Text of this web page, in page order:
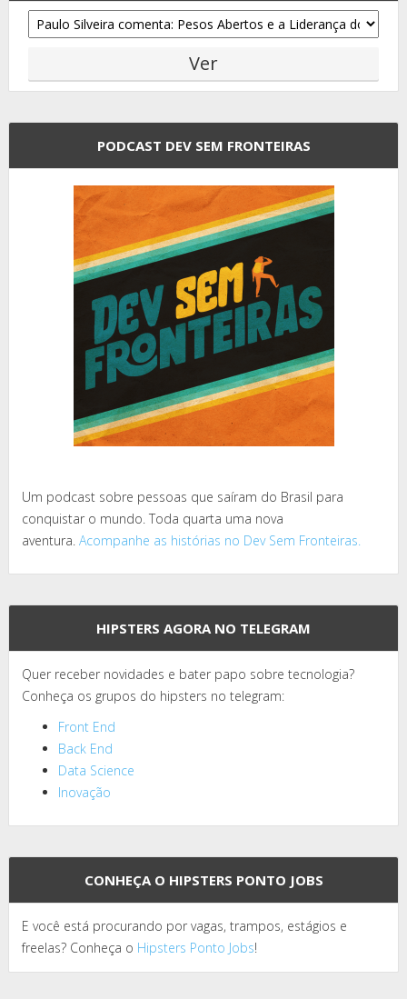
PODCAST DEV SEM FRONTEIRAS
Um podcast sobre pessoas que saíram do Brasil para
conquistar o mundo. Toda quarta uma nova
aventura. Acompanhe as histórias no Dev Sem Fronteiras.
HIPSTERS AGORA NO TELEGRAM
Quer receber novidades e bater papo sobre tecnologia?
Conheça os grupos do hipsters no telegram:
Front End
Back End
Data Science
Inovação
CONHEÇA O HIPSTERS PONTO JOBS
E você está procurando por vagas, trampos, estágios e
freelas? Conheça o Hipsters Ponto Jobs!